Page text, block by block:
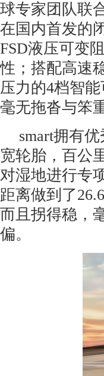
球专家团队联
在国内首发的
FSD液压可变
性；搭配高速
压力的4档智
毫无拖沓与笨
smart拥有
宽轮胎，百公
对湿地进行专
距离做到了
而且拐得稳，
偏。